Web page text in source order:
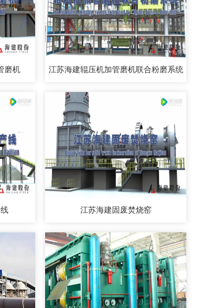
磨机 江苏海建辊压机加管磨机联合粉磨系统
江苏海建固废焚烧窑